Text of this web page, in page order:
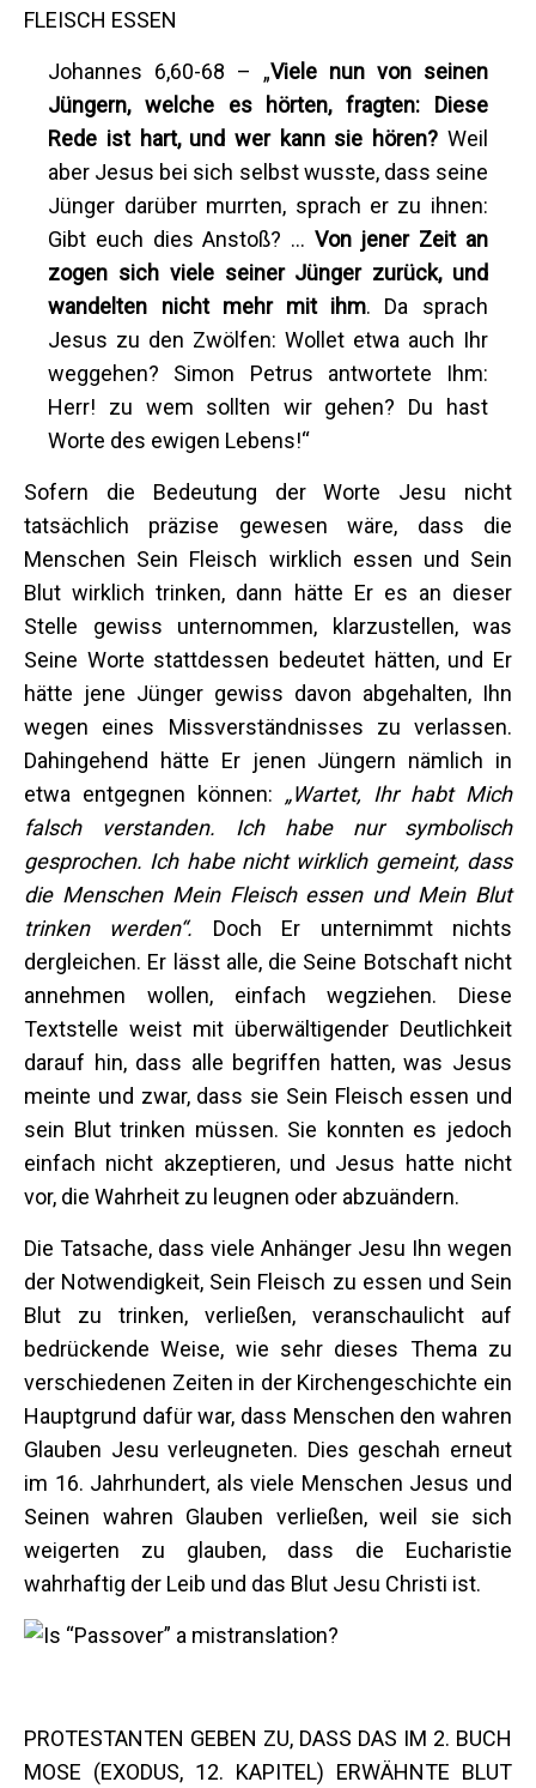
FLEISCH ESSEN
Johannes 6,60-68 – „Viele nun von seinen
Jüngern, welche es hörten, fragten: Diese
Rede ist hart, und wer kann sie hören?Weil
aber Jesus bei sich selbst wusste, dass seine
Jünger darüber murrten, sprach er zu ihnen:
Gibt euch dies Anstoß? … Von jener Zeit an
zogen sich viele seiner Jünger zurück, und
wandelten nicht mehr mit ihm. Da sprach
Jesus zu den Zwölfen: Wollet etwa auch Ihr
weggehen? Simon Petrus antwortete Ihm:
Herr! zu wem sollten wir gehen? Du hast
Worte des ewigen Lebens!“
Sofern die Bedeutung der Worte Jesu nicht
tatsächlich präzise gewesen wäre, dass die
Menschen Sein Fleisch wirklich essen und Sein
Blut wirklich trinken, dann hätte Er es an dieser
Stelle gewiss unternommen, klarzustellen, was
Seine Worte stattdessen bedeutet hätten, und Er
hätte jene Jünger gewiss davon abgehalten, Ihn
wegen eines Missverständnisses zu verlassen.
Dahingehend hätte Er jenen Jüngern nämlich in
etwa entgegnen können: „Wartet, Ihr habt Mich
falsch verstanden. Ich habe nur symbolisch
gesprochen. Ich habe nicht wirklich gemeint, dass
die Menschen Mein Fleisch essen und Mein Blut
trinken werden“. Doch Er unternimmt nichts
dergleichen. Er lässt alle, die Seine Botschaft nicht
annehmen wollen, einfach wegziehen. Diese
Textstelle weist mit überwältigender Deutlichkeit
darauf hin, dass alle begriffen hatten, was Jesus
meinte und zwar, dass sie Sein Fleisch essen und
sein Blut trinken müssen. Sie konnten es jedoch
einfach nicht akzeptieren, und Jesus hatte nicht
vor, die Wahrheit zu leugnen oder abzuändern.
Die Tatsache, dass viele Anhänger Jesu Ihn wegen
der Notwendigkeit, Sein Fleisch zu essen und Sein
Blut zu trinken, verließen, veranschaulicht auf
bedrückende Weise, wie sehr dieses Thema zu
verschiedenen Zeiten in der Kirchengeschichte ein
Hauptgrund dafür war, dass Menschen den wahren
Glauben Jesu verleugneten. Dies geschah erneut
im 16. Jahrhundert, als viele Menschen Jesus und
Seinen wahren Glauben verließen, weil sie sich
weigerten zu glauben, dass die Eucharistie
wahrhaftig der Leib und das Blut Jesu Christi ist.
PROTESTANTEN GEBEN ZU, DASS DAS IM 2. BUCH
MOSE (EXODUS, 12. KAPITEL) ERWÄHNTE BLUT